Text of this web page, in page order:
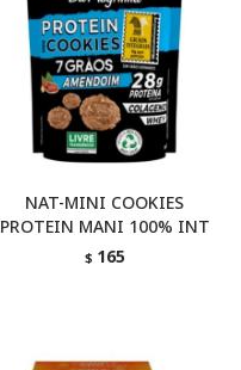
NAT-MINI COOKIES
PROTEIN MANI 100% INT
$ 165